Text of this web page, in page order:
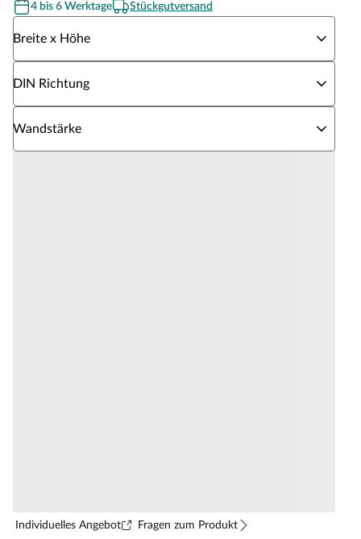
4 bis 6 Werktage
Stückgutversand
Breite x Höhe
DIN Richtung
Wandstärke
Individuelles Angebot Fragen zum Produkt